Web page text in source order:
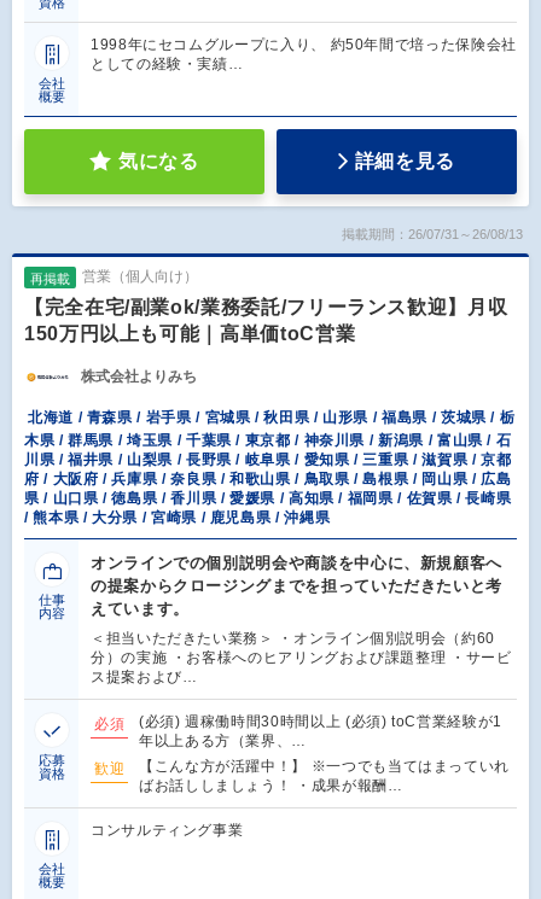
会社
概要
1998年にセコムグループに入り、 約50年間で培った保険会社
としての経験・実績…
気になる 詳細を見る
掲載期間：26/07/31～26/08/13
再掲載 営業（個人向け）
【完全在宅/副業ok/業務委託/フリーランス歓迎】月収
150万円以上も可能｜高単価toC営業
株式会社よりみち
北海道 / 青森県 / 岩手県 / 宮城県 / 秋田県 / 山形県 / 福島県 / 茨城県 / 栃
木県 / 群馬県 / 埼玉県 / 千葉県 / 東京都 / 神奈川県 / 新潟県 / 富山県 / 石
川県 / 福井県 / 山梨県 / 長野県 / 岐阜県 / 愛知県 / 三重県 / 滋賀県 / 京都
府 / 大阪府 / 兵庫県 / 奈良県 / 和歌山県 / 鳥取県 / 島根県 / 岡山県 / 広島
県 / 山口県 / 徳島県 / 香川県 / 愛媛県 / 高知県 / 福岡県 / 佐賀県 / 長崎県
/ 熊本県 / 大分県 / 宮崎県 / 鹿児島県 / 沖縄県
仕事
内容
オンラインでの個別説明会や商談を中心に、新規顧客へ
の提案からクロージングまでを担っていただきたいと考
えています。
＜担当いただきたい業務＞ ・オンライン個別説明会（約60
分）の実施 ・お客様へのヒアリングおよび課題整理 ・サービ
ス提案および…
応募
資格
必須
(必須) 週稼働時間30時間以上 (必須) toC営業経験が1
年以上ある方（業界、…
歓迎
【こんな方が活躍中！】 ※一つでも当てはまっていれ
ばお話ししましょう！ ・成果が報酬…
会社
概要
コンサルティング事業